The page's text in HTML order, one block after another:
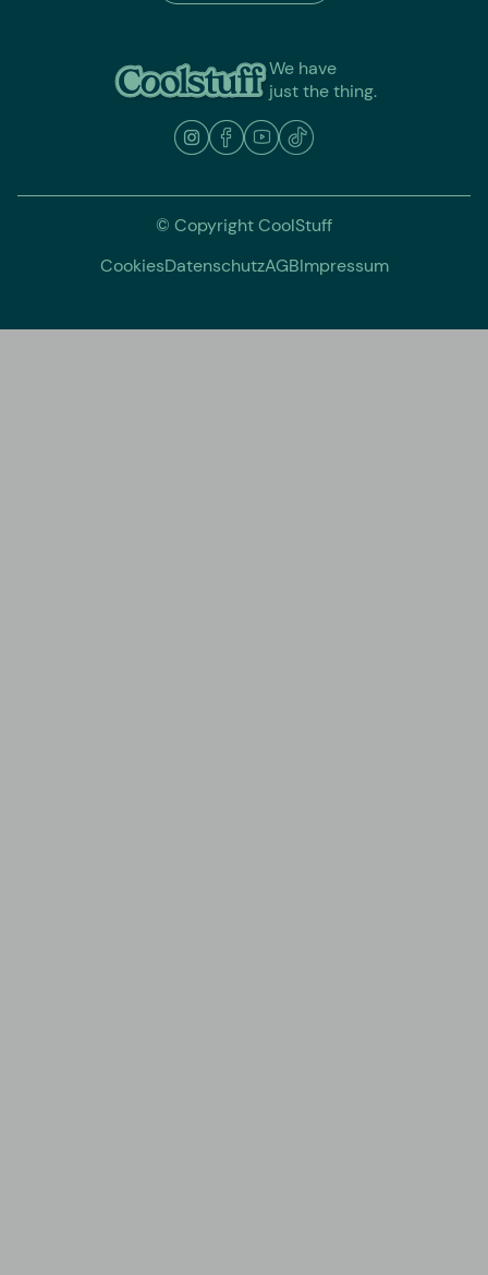
We have
just the thing.
© Copyright CoolStuff
CookiesDatenschutzAGBImpressum